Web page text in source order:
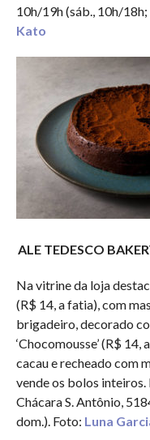
10h/19h (sáb., 10h/
Kato
ALE TEDESCO
Na vitrine da loja
(R$ 14, a fatia), com
brigadeiro, decorado
‘Chocomousse’ (R$
cacau e recheado com
vende os bolos inteiros.
Chácara S. Antônio,
dom.). Foto: Luna